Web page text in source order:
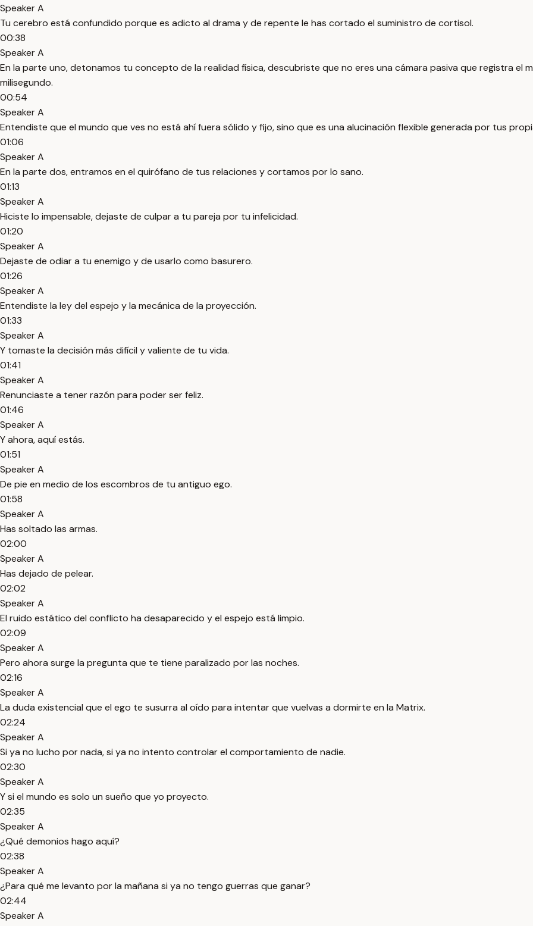
Speaker A
Tu cerebro está confundido porque es adicto al drama y de repente le has cortado el suministro de cortisol.
00:38
Speaker A
En la parte uno, detonamos tu concepto de la realidad física, descubriste que no eres una cámara pasiva que registra el
milisegundo.
00:54
Speaker A
Entendiste que el mundo que ves no está ahí fuera sólido y fijo, sino que es una alucinación flexible generada por tus
01:06
Speaker A
En la parte dos, entramos en el quirófano de tus relaciones y cortamos por lo sano.
01:13
Speaker A
Hiciste lo impensable, dejaste de culpar a tu pareja por tu infelicidad.
01:20
Speaker A
Dejaste de odiar a tu enemigo y de usarlo como basurero.
01:26
Speaker A
Entendiste la ley del espejo y la mecánica de la proyección.
01:33
Speaker A
Y tomaste la decisión más difícil y valiente de tu vida.
01:41
Speaker A
Renunciaste a tener razón para poder ser feliz.
01:46
Speaker A
Y ahora, aquí estás.
01:51
Speaker A
De pie en medio de los escombros de tu antiguo ego.
01:58
Speaker A
Has soltado las armas.
02:00
Speaker A
Has dejado de pelear.
02:02
Speaker A
El ruido estático del conflicto ha desaparecido y el espejo está limpio.
02:09
Speaker A
Pero ahora surge la pregunta que te tiene paralizado por las noches.
02:16
Speaker A
La duda existencial que el ego te susurra al oído para intentar que vuelvas a dormirte en la Matrix.
02:24
Speaker A
Si ya no lucho por nada, si ya no intento controlar el comportamiento de nadie.
02:30
Speaker A
Y si el mundo es solo un sueño que yo proyecto.
02:35
Speaker A
¿Qué demonios hago aquí?
02:38
Speaker A
¿Para qué me levanto por la mañana si ya no tengo guerras que ganar?
02:44
Speaker A